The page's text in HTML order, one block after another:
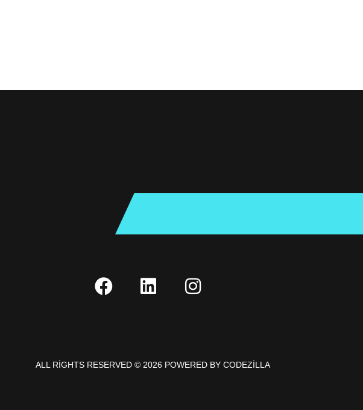
ALL RIGHTS RESERVED © 2026 POWERED BY CODEZILLA